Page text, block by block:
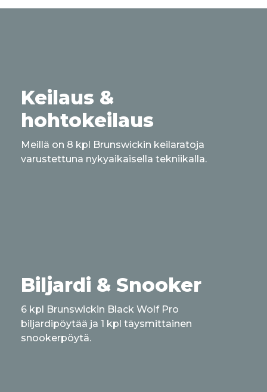
Keilaus &
hohtokeilaus
Meillä on 8 kpl Brunswickin keilaratoja
varustettuna nykyaikaisella tekniikalla.
Biljardi & Snooker
6 kpl Brunswickin Black Wolf Pro
biljardipöytää ja 1 kpl täysmittainen
snookerpöytä.